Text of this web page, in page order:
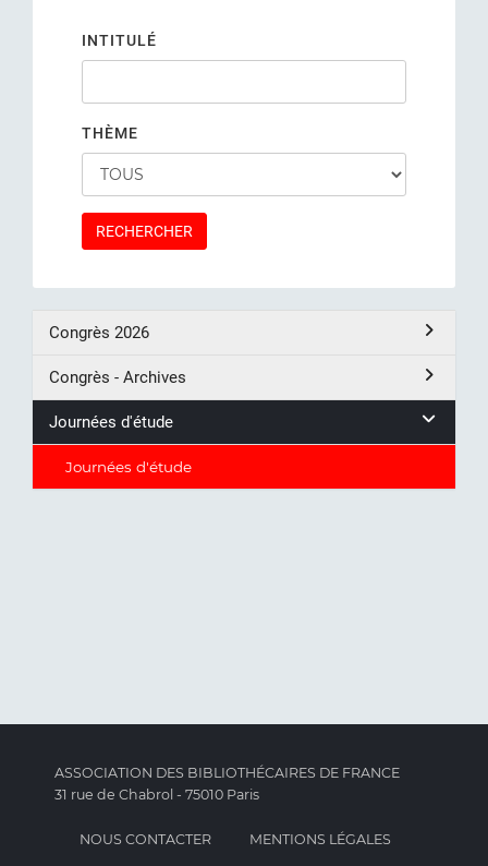
INTITULÉ
THÈME
RECHERCHER
Congrès 2026
Congrès - Archives
Journées d'étude
Journées d'étude
ASSOCIATION DES BIBLIOTHÉCAIRES DE FRANCE
31 rue de Chabrol - 75010 Paris
NOUS CONTACTER MENTIONS LÉGALES